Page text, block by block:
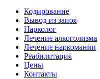
Кодирование
Вывод из запоя
Нарколог
Лечение алкоголизма
Лечение наркомании
Реабилитация
Цены
Контакты